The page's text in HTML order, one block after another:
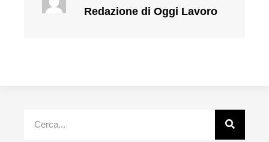
Redazione di Oggi Lavoro